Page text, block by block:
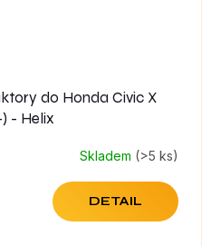
do Honda Civic X
- Helix
Skladem (>5 ks)
DETAIL